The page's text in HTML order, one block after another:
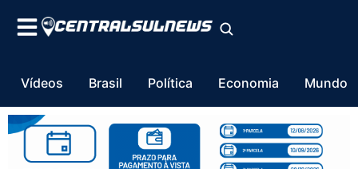
Vídeos Brasil Política Economia Mundo